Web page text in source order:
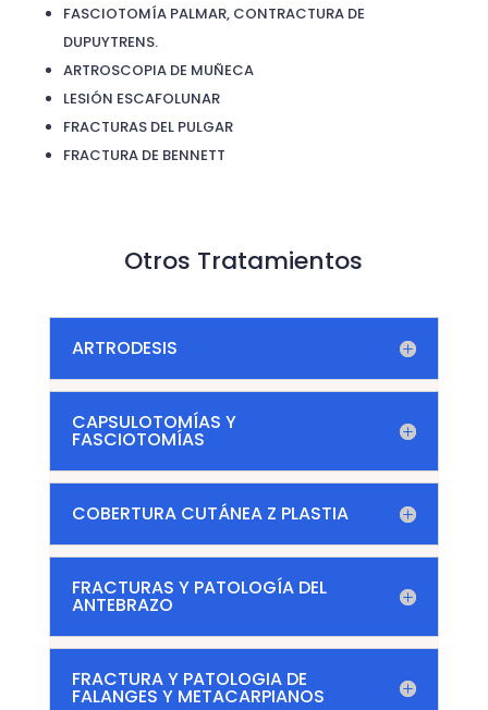
FASCIOTOMÍA PALMAR, CONTRACTURA DE
DUPUYTRENS.
ARTROSCOPIA DE MUÑECA
LESIÓN ESCAFOLUNAR
FRACTURAS DEL PULGAR
FRACTURA DE BENNETT
Otros Tratamientos
ARTRODESIS
CAPSULOTOMÍAS Y
FASCIOTOMÍAS
COBERTURA CUTÁNEA Z PLASTIA
FRACTURAS Y PATOLOGÍA DEL
ANTEBRAZO
FRACTURA Y PATOLOGIA DE
FALANGES Y METACARPIANOS